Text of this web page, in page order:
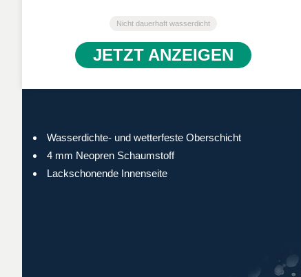
Nicht dauerhaft wasserdicht
JETZT ANZEIGEN
Wasserdichte- und wetterfeste Oberschicht
4 mm Neopren Schaumstoff
Lackschonende Innenseite